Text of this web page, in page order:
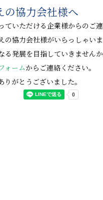
の協力会社様へ
ていただける企業様からのご
の協力会社様がいらっしゃい
る発展を目指していきませんか
ォームからご連絡ください。
がとうございました。